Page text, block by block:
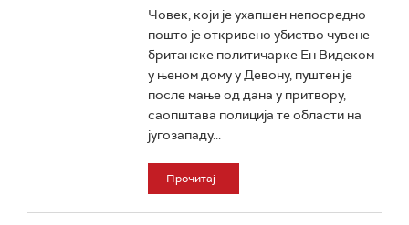
Човек, који је ухапшен непосредно
пошто је откривено убиство чувене
британске политичарке Ен Видеком
у њеном дому у Девону, пуштен је
после мање од дана у притвору,
саопштава полиција те области на
југозападу...
Прочитај